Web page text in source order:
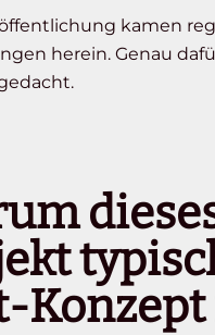
kamen
herein. Genau